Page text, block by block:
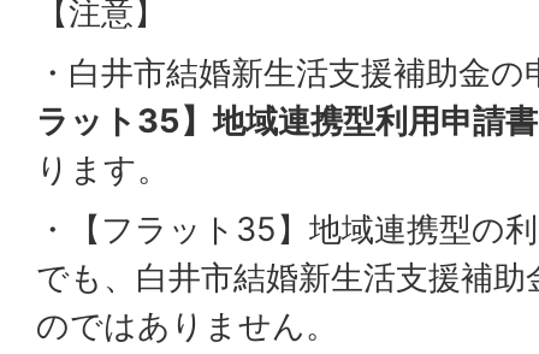
【注意】
・白井市結婚新生活支援補助金
ラット35】地域連携型利用申請書
ります。
・【フラット35】地域連携型の
でも、白井市結婚新生活支援補
のではありません。